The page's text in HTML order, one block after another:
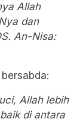
Allah
dan
An-Nisa:
Allah lebih
di antara